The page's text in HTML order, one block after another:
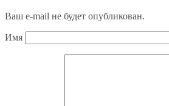
Ваш e-mail не будет опубликован.
Имя